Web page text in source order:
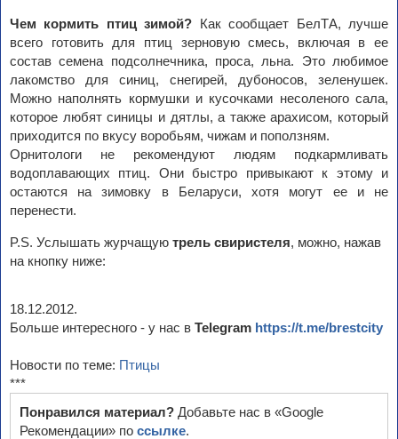
Чем кормить птиц зимой? Как сообщает БелТА, лучше
всего готовить для птиц зерновую смесь, включая в ее
состав семена подсолнечника, проса, льна. Это любимое
лакомство для синиц, снегирей, дубоносов, зеленушек.
Можно наполнять кормушки и кусочками несоленого сала,
которое любят синицы и дятлы, а также арахисом, который
приходится по вкусу воробьям, чижам и поползням.
Орнитологи не рекомендуют людям подкармливать
водоплавающих птиц. Они быстро привыкают к этому и
остаются на зимовку в Беларуси, хотя могут ее и не
перенести.
P.S. Услышать журчащую трель свиристеля, можно, нажав
на кнопку ниже:
18.12.2012.
Больше интересного - у нас в Telegram https://t.me/brestcity
Новости по теме: Птицы
***
Понравился материал? Добавьте нас в «Google
Рекомендации» по ссылке.